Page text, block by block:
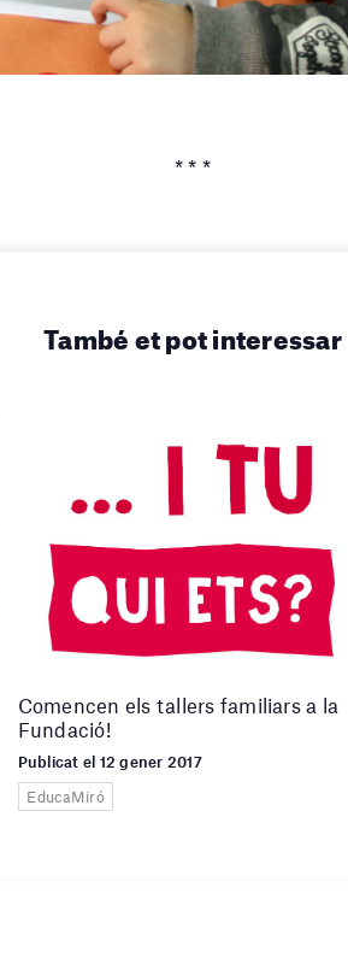
* * *
També et pot interessar
Comencen els tallers familiars a la
Fundació!
Publicat el 12 gener 2017
EducaMiró